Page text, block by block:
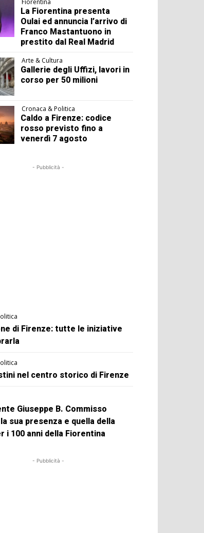
Fiorentina
La Fiorentina presenta
Oulai ed annuncia l’arrivo di
Franco Mastantuono in
prestito dal Real Madrid
Arte & Cultura
Gallerie degli Uffizi, lavori in
corso per 50 milioni
Cronaca & Politica
Caldo a Firenze: codice
rosso previsto fino a
venerdì 7 agosto
- Pubblicità -
di Firenze: tutte le iniziative
nel centro storico di Firenze
Giuseppe B. Commisso
sua presenza e quella della
i 100 anni della Fiorentina
- Pubblicità -